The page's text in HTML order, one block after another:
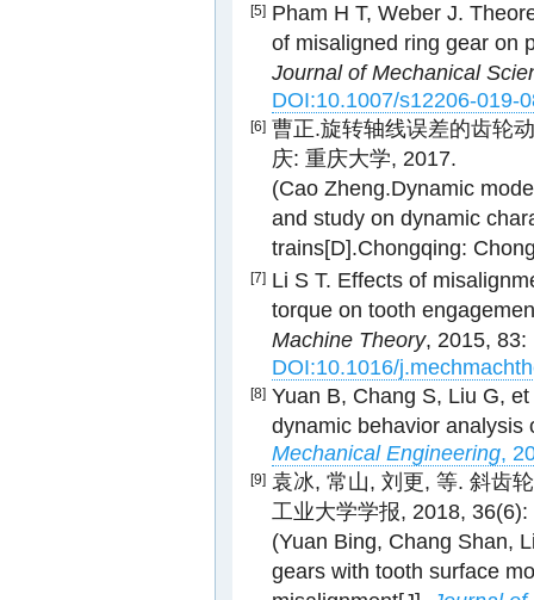
[5] Pham H T, Weber J.
of misaligned ring gear on
Journal of Mechanical
DOI:10.1007/s12206-019-
[6] 曹正.旋转轴线误差的齿轮
庆: 重庆大学, 2017.
(Cao Zheng.Dynamic
and study on dynamic
trains[D].Chongqing:
[7] Li S T. Effects of
torque on tooth
Machine Theory, 2015, 83:
DOI:10.1016/
[8] Yuan B, Chang S, Liu G,
dynamic behavior
Mechanical Engineering,
[9] 袁冰, 常山, 刘更, 等. 斜齿
工业大学学报, 2018,
(Yuan Bing, Chang Shan,
gears with tooth surface